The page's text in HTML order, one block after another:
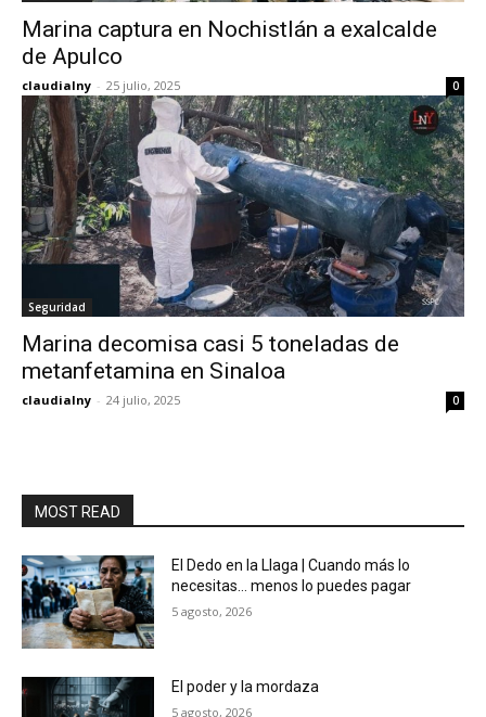
Marina captura en Nochistlán a exalcalde
de Apulco
claudialny - 25 julio, 2025 0
Seguridad
Marina decomisa casi 5 toneladas de
metanfetamina en Sinaloa
claudialny - 24 julio, 2025 0
MOST READ
El Dedo en la Llaga | Cuando más lo
necesitas… menos lo puedes pagar
5 agosto, 2026
El poder y la mordaza
5 agosto, 2026